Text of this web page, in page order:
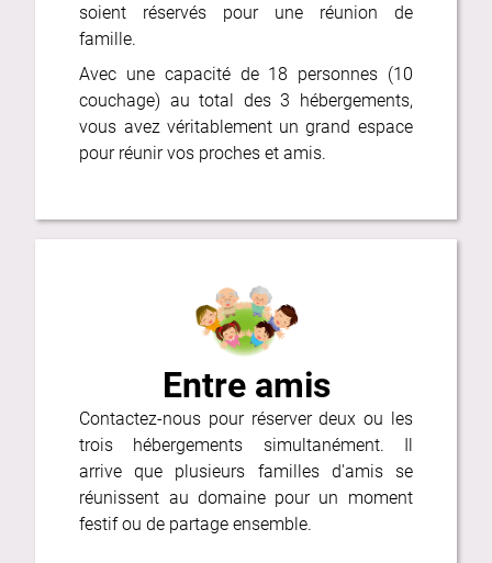
soient réservés pour une réunion de
famille.
Avec une capacité de 18 personnes (10
couchage) au total des 3 hébergements,
vous avez véritablement un grand espace
pour réunir vos proches et amis.
Entre amis
Contactez-nous pour réserver deux ou les
trois hébergements simultanément. Il
arrive que plusieurs familles d'amis se
réunissent au domaine pour un moment
festif ou de partage ensemble.